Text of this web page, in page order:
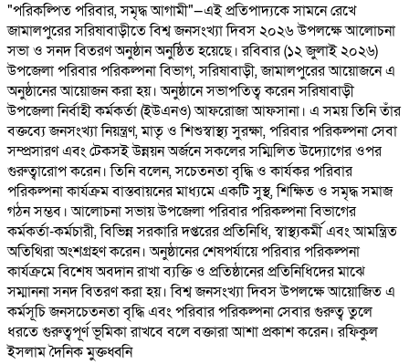
"পরিকল্পিত পরিবার, সমৃদ্ধ আগামী"—এই প্রতিপাদ্যকে সামনে রেখে
জামালপুরের সরিষাবাড়ীতে বিশ্ব জনসংখ্যা দিবস ২০২৬ উপলক্ষে আলোচনা
সভা ও সনদ বিতরণ অনুষ্ঠান অনুষ্ঠিত হয়েছে। রবিবার (১২ জুলাই ২০২৬)
উপজেলা পরিবার পরিকল্পনা বিভাগ, সরিষাবাড়ী, জামালপুরের আয়োজনে এ
অনুষ্ঠানের আয়োজন করা হয়। অনুষ্ঠানে সভাপতিত্ব করেন সরিষাবাড়ী
উপজেলা নির্বাহী কর্মকর্তা (ইউএনও) আফরোজা আফসানা। এ সময় তিনি তাঁর
বক্তব্যে জনসংখ্যা নিয়ন্ত্রণ, মাতৃ ও শিশুস্বাস্থ্য সুরক্ষা, পরিবার পরিকল্পনা সেবা
সম্প্রসারণ এবং টেকসই উন্নয়ন অর্জনে সকলের সম্মিলিত উদ্যোগের ওপর
গুরুত্বারোপ করেন। তিনি বলেন, সচেতনতা বৃদ্ধি ও কার্যকর পরিবার
পরিকল্পনা কার্যক্রম বাস্তবায়নের মাধ্যমে একটি সুস্থ, শিক্ষিত ও সমৃদ্ধ সমাজ
গঠন সম্ভব। আলোচনা সভায় উপজেলা পরিবার পরিকল্পনা বিভাগের
কর্মকর্তা-কর্মচারী, বিভিন্ন সরকারি দপ্তরের প্রতিনিধি, স্বাস্থ্যকর্মী এবং আমন্ত্রিত
অতিথিরা অংশগ্রহণ করেন। অনুষ্ঠানের শেষপর্যায়ে পরিবার পরিকল্পনা
কার্যক্রমে বিশেষ অবদান রাখা ব্যক্তি ও প্রতিষ্ঠানের প্রতিনিধিদের মাঝে
সম্মাননা সনদ বিতরণ করা হয়। বিশ্ব জনসংখ্যা দিবস উপলক্ষে আয়োজিত এ
কর্মসূচি জনসচেতনতা বৃদ্ধি এবং পরিবার পরিকল্পনা সেবার গুরুত্ব তুলে
ধরতে গুরুত্বপূর্ণ ভূমিকা রাখবে বলে বক্তারা আশা প্রকাশ করেন। রফিকুল
ইসলাম দৈনিক মুক্তধ্বনি